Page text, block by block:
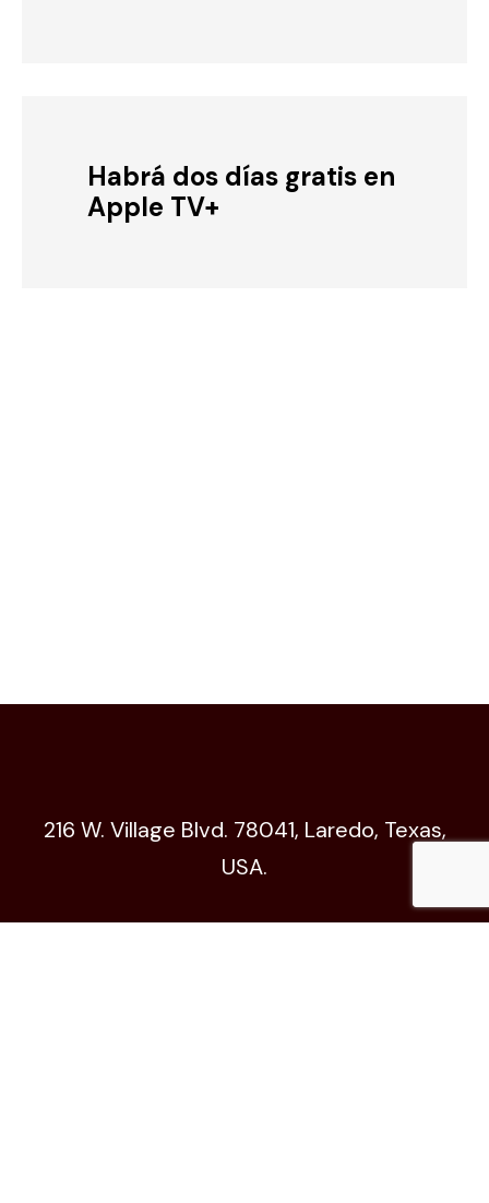
Habrá dos días gratis en
Apple TV+
216 W. Village Blvd. 78041, Laredo, Texas,
USA.